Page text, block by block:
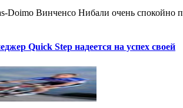
Doimo Винченсо Нибали очень спокойно
Quick Step надеется на успех своей